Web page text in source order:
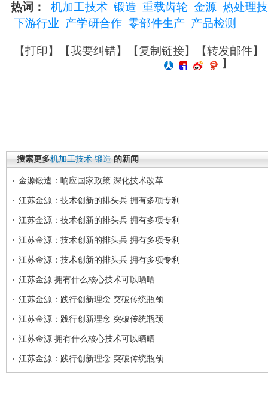
热词： 机加工技术 锻造 重载齿轮 金源 热处理
下游行业 产学研合作 零部件生产 产品检测
【打印】【我要纠错】【复制链接】【转发邮件】
】
搜索更多机加工技术 锻造 的新闻
金源锻造：响应国家政策 深化技术改革
江苏金源：技术创新的排头兵 拥有多项专利
江苏金源：技术创新的排头兵 拥有多项专利
江苏金源：技术创新的排头兵 拥有多项专利
江苏金源：技术创新的排头兵 拥有多项专利
江苏金源 拥有什么核心技术可以晒晒
江苏金源：践行创新理念 突破传统瓶颈
江苏金源：践行创新理念 突破传统瓶颈
江苏金源 拥有什么核心技术可以晒晒
江苏金源：践行创新理念 突破传统瓶颈